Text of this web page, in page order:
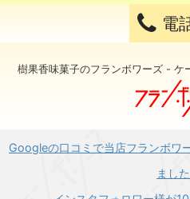
電
樹果香味菓子のフランボワーズ - ケ
Googleの口コミで当店フランボワ
ました